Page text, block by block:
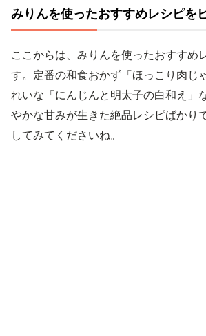
みりんを使ったおすすめレシピを
ここからは、みりんを使ったおすすめ
す。定番の和食おかず「ほっこり肉じ
れいな「にんじんと明太子の白和え」
やかな甘みが生きた絶品レシピばかり
してみてくださいね。